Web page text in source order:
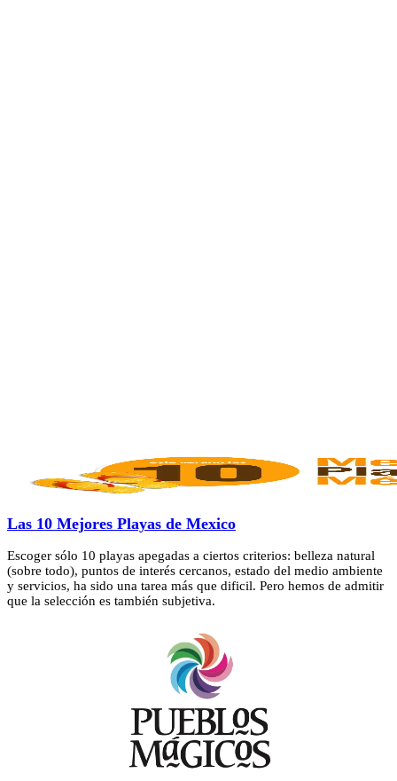
Las 10 Mejores Playas de Mexico
Escoger sólo 10 playas apegadas a ciertos criterios: belleza natural
(sobre todo), puntos de interés cercanos, estado del medio ambiente
y servicios, ha sido una tarea más que dificil. Pero hemos de admitir
que la selección es también subjetiva.